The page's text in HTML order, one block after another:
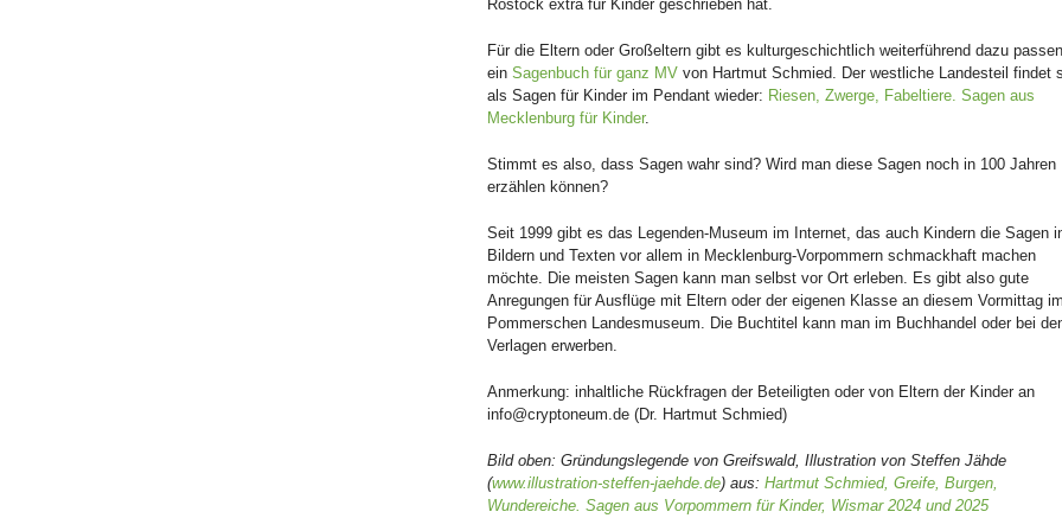
Rostock extra für Kinder geschrieben hat.
Für die Eltern oder Großeltern gibt es kulturgeschichtlich weiterführend dazu
einSagenbuch für ganz MV von Hartmut Schmied. Der westliche Landesteil findet
als Sagen für Kinder im Pendant wieder: Riesen, Zwerge, Fabeltiere. Sagen aus
Mecklenburg für Kinder.
Stimmt es also, dass Sagen wahr sind? Wird man diese Sagen noch in 100 Jahren
erzählen können?
Seit 1999 gibt es das Legenden-Museum im Internet, das auch Kindern die Sagen
Bildern und Texten vor allem in Mecklenburg-Vorpommern schmackhaft machen
möchte. Die meisten Sagen kann man selbst vor Ort erleben. Es gibt also gute
Anregungen für Ausflüge mit Eltern oder der eigenen Klasse an diesem Vormittag im
Pommerschen Landesmuseum. Die Buchtitel kann man im Buchhandel oder bei
Verlagen erwerben.
Anmerkung: inhaltliche Rückfragen der Beteiligten oder von Eltern der Kinder an
info@cryptoneum.de (Dr. Hartmut Schmied)
Bild oben: Gründungslegende von Greifswald, Illustration von Steffen Jähde
(www.illustration-steffen-jaehde.de) aus:Hartmut Schmied, Greife, Burgen,
Wundereiche. Sagen aus Vorpommern für Kinder, Wismar 2024 und 2025